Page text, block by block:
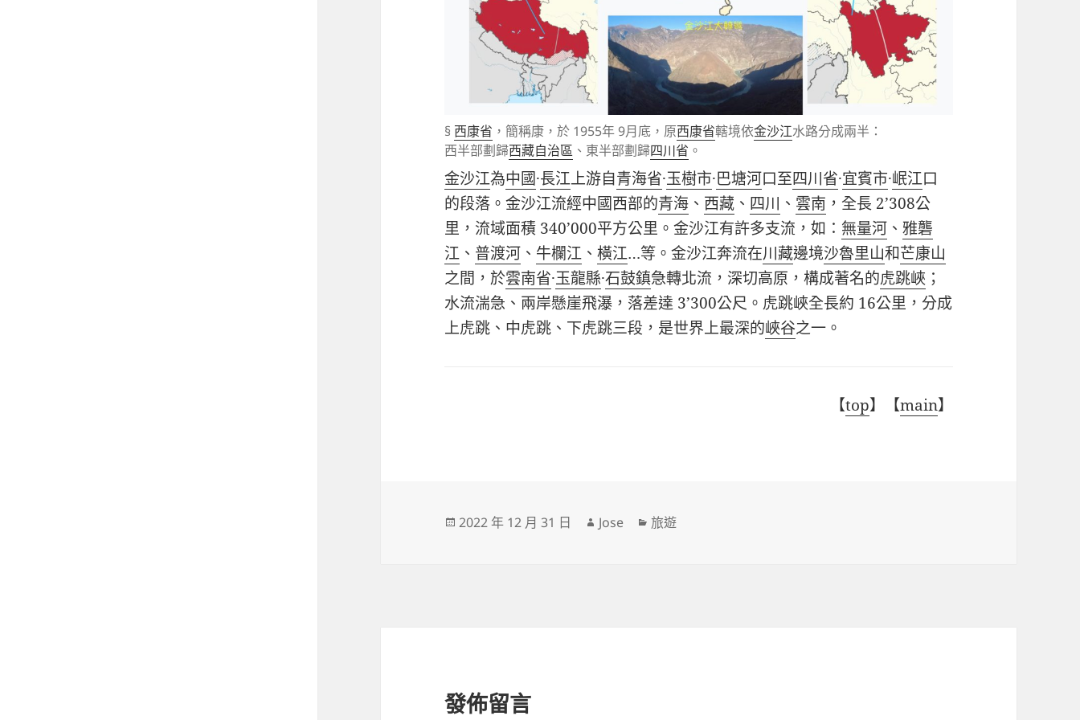
§ 西康省 ，簡稱康，於 1955年 9月底，原西康省轄境依金沙江水路分成兩半：
西半部劃歸西藏自治區 、東半部劃歸四川省 。
金沙江為中國·長江上游自青海省·玉樹市·巴塘河口至四川省·宜賓市·岷江口
的段落。金沙江流經中國西部的青海 、 西藏 、 四川 、 雲南 ，全長 2’308公
里，流域面積 340’000平方公里。金沙江有許多支流，如： 無量河 、雅礱
江 、 普渡河 、 牛欄江 、橫江…等。金沙江奔流在川藏邊境沙魯里山和芒康山
之間，於雲南省·玉龍縣·石鼓鎮急轉北流，深切高原，構成著名的虎跳峽 ；
水流湍急、兩岸懸崖飛瀑，落差達 3’300公尺。虎跳峽全長約 16公里，分成
上虎跳、中虎跳、下虎跳三段，是世界上最深的峽谷之一。
【top】【main】
發
2022 年 12 月 31 日
作
Jose
分
旅遊
發佈留言